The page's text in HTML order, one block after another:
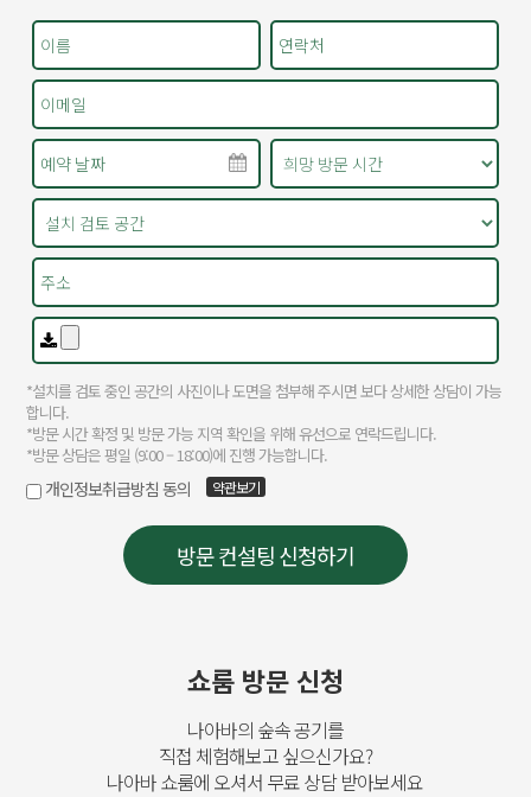
쇼룸 방문 신청
나아바의 숲속 공기를
직접 체험해보고 싶으신가요?
나아바 쇼룸에 오셔서 무료 상담 받아보세요